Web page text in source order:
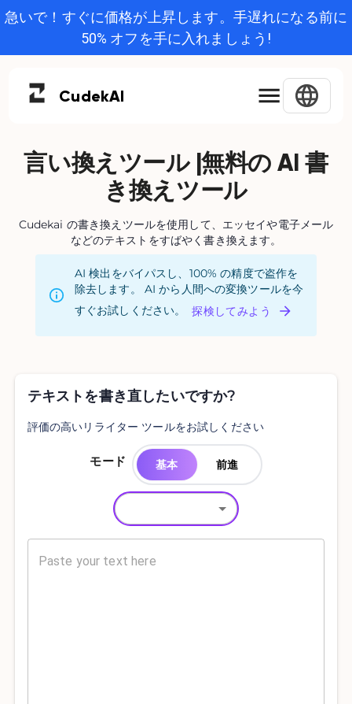
急いで！すぐに価格が上昇します。手遅れになる前に
50% オフを手に入れましょう!
CudekAI
言い換えツール |無料の AI 書
き換えツール
Cudekai の書き換えツールを使用して、エッセイや電子メール
などのテキストをすばやく書き換えます。
AI 検出をバイパスし、100% の精度で盗作を
除去します。 AI から人間への変換ツールを今
すぐお試しください。
探検してみよう
テキストを書き直したいですか?
評価の高いリライター ツールをお試しください
モード 基本 前進